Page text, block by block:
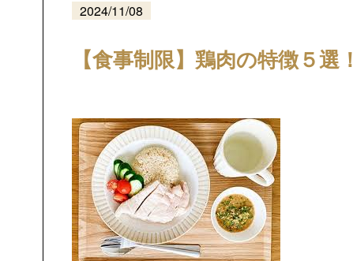
2024/11/08
【食事制限】鶏肉の特徴５選！